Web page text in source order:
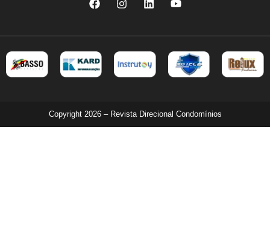
Copyright 2026 – Revista Direcional Condomínios